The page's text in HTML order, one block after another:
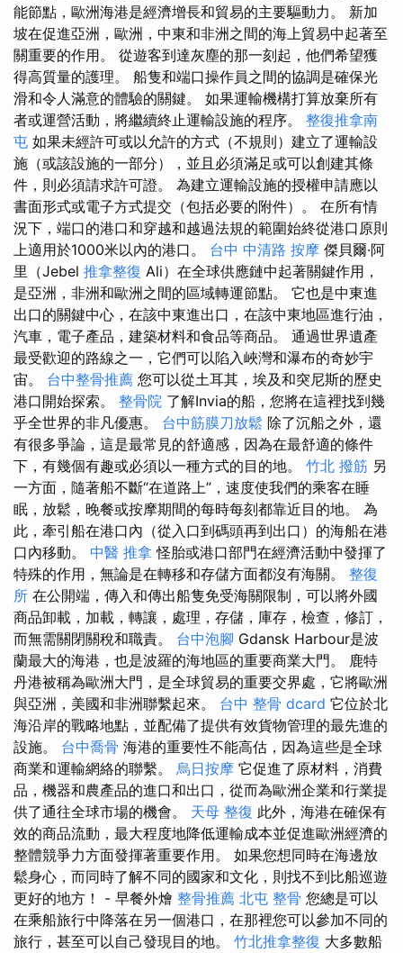
能節點，歐洲海港是經濟增長和貿易的主要驅動力。 新加
坡在促進亞洲，歐洲，中東和非洲之間的海上貿易中起著至
關重要的作用。 從遊客到達灰塵的那一刻起，他們希望獲
得高質量的護理。 船隻和端口操作員之間的協調是確保光
滑和令人滿意的體驗的關鍵。 如果運輸機構打算放棄所有
者或運營活動，將繼續終止運輸設施的程序。 整復推拿南
屯 如果未經許可或以允許的方式（不規則）建立了運輸設
施（或該設施的一部分），並且必須滿足或可以創建其條
件，則必須請求許可證。 為建立運輸設施的授權申請應以
書面形式或電子方式提交（包括必要的附件）。 在所有情
況下，端口的港口和穿越和越過法規的範圍始終從港口原則
上適用於1000米以內的港口。 台中 中清路 按摩 傑貝爾·阿
里（Jebel 推拿整復 Ali）在全球供應鏈中起著關鍵作用，
是亞洲，非洲和歐洲之間的區域轉運節點。 它也是中東進
出口的關鍵中心，在該中東進出口，在該中東地區進行油，
汽車，電子產品，建築材料和食品等商品。 通過世界遺產
最受歡迎的路線之一，它們可以陷入峽灣和瀑布的奇妙宇
宙。 台中整骨推薦 您可以從土耳其，埃及和突尼斯的歷史
港口開始探索。 整骨院 了解Invia的船，您將在這裡找到幾
乎全世界的非凡優惠。 台中筋膜刀放鬆 除了沉船之外，還
有很多爭論，這是最常見的舒適感，因為在最舒適的條件
下，有幾個有趣或必須以一種方式的目的地。 竹北 撥筋 另
一方面，隨著船不斷“在道路上”，速度使我們的乘客在睡
眠，放鬆，晚餐或按摩期間的每時每刻都靠近目的地。 為
此，牽引船在港口內（從入口到碼頭再到出口）的海船在港
口內移動。 中醫 推拿 怪胎或港口部門在經濟活動中發揮了
特殊的作用，無論是在轉移和存儲方面都沒有海關。 整復
所 在公開端，傳入和傳出船隻免受海關限制，可以將外國
商品卸載，加載，轉讓，處理，存儲，庫存，檢查，修訂，
而無需關閉關稅和職責。 台中泡腳 Gdansk Harbour是波
蘭最大的海港，也是波羅的海地區的重要商業大門。 鹿特
丹港被稱為歐洲大門，是全球貿易的重要交界處，它將歐洲
與亞洲，美國和非洲聯繫起來。 台中 整骨 dcard 它位於北
海沿岸的戰略地點，並配備了提供有效貨物管理的最先進的
設施。 台中喬骨 海港的重要性不能高估，因為這些是全球
商業和運輸網絡的聯繫。 烏日按摩 它促進了原材料，消費
品，機器和農產品的進口和出口，從而為歐洲企業和行業提
供了通往全球市場的機會。 天母 整復 此外，海港在確保有
效的商品流動，最大程度地降低運輸成本並促進歐洲經濟的
整體競爭力方面發揮著重要作用。 如果您想同時在海邊放
鬆身心，而同時了解不同的國家和文化，則找不到比船巡遊
更好的地方！ - 早餐外燴 整骨推薦 北屯 整骨 您總是可以
在乘船旅行中降落在另一個港口，在那裡您可以參加不同的
旅行，甚至可以自己發現目的地。 竹北推拿整復 大多數船